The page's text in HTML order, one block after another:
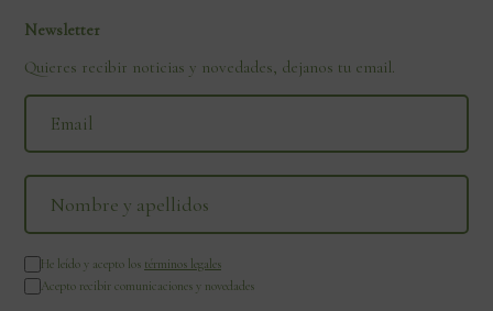
Newsletter
Quieres recibir noticias y novedades, dejanos tu email.
He leído y acepto los términos legales
Acepto recibir comunicaciones y novedades